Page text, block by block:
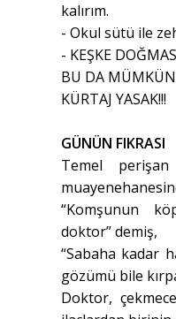
kalırım.
- Okul sütü ile
- KEŞKE
BU DA
KÜRTAJ YASAK!!!
GÜNÜN FIKRASI
Temel
“Komşunun
doktor” demiş,
“Sabaha kadar
gözümü bile
Doktor,